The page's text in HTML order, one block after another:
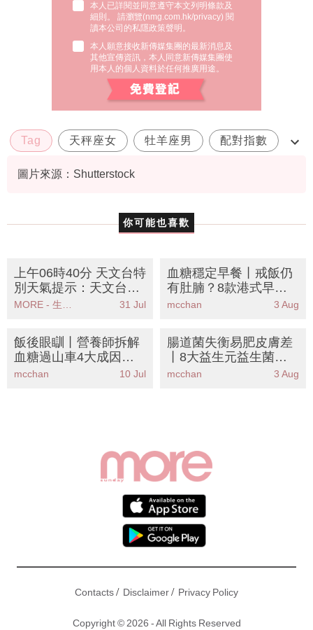
本人已詳閱並同意遵守本文列明條款及
細則。 請瀏覽(nmg.com.hk/privacy) 閱
讀本公司的私隱政策聲明。
本人願意接收新傳媒集團的最新消息及
其他宣傳資訊，本人同意新傳媒集團使
用本人的個人資料於任何推廣用途。
Tag 天秤座女 牡羊座男 配對指數
相處之道
圖片來源：Shutterstock
你可能也喜歡
上午06時40分 天文台特
別天氣提示：天文台發
出強陣風警告提醒市民
31 Jul
血糖穩定早餐丨戒飯仍
有肚腩？8款港式早餐
陷阱
mcchan 3 Aug
飯後眼瞓丨營養師拆解
血糖過山車4大成因！
公開穩糖瘦身餐單＋15
mcchan 10 Jul
腸道菌失衡易肥皮膚差
丨8大益生元益生菌食
物
mcchan 3 Aug
Contacts/ Disclaimer/ Privacy Policy
Copyright © 2026 - All Rights Reserved